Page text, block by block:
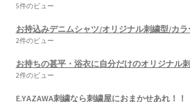
5件のビュー
お持込みデニムシャツ/オリジナル刺繍型/カラ
2件のビュー
お持ちの甚平・浴衣に自分だけのオリジナル
2件のビュー
E.YAZAWA刺繍なら刺繍屋におまかせあれ！！